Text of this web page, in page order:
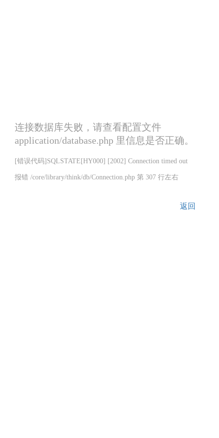
连接数据库失败，请查看配置文件
application/database.php 里信息是否正确。
[错误代码]SQLSTATE[HY000] [2002] Connection timed out
报错 /core/library/think/db/Connection.php 第 307 行左右
返回